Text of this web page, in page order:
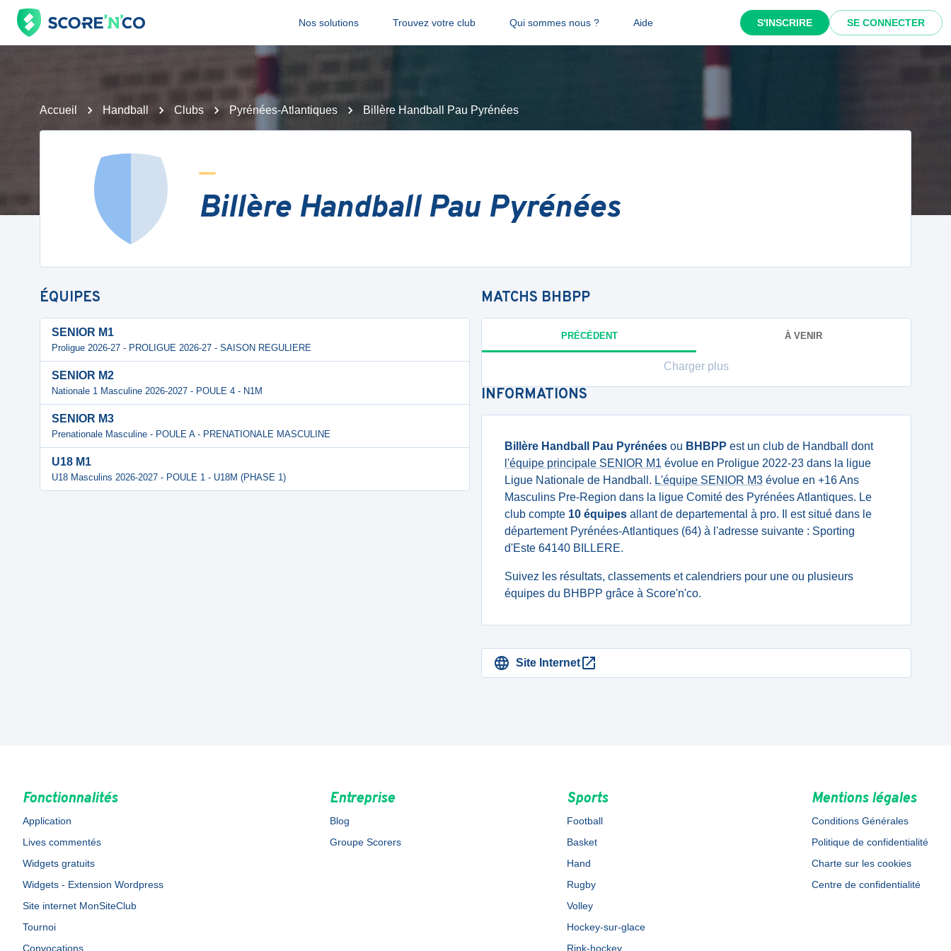
Nos solutions Trouvez votre club Qui sommes nous ? Aide S'INSCRIRE SE CONNECTER
Accueil Handball Clubs Pyrénées-Atlantiques Billère Handball Pau Pyrénées
Billère Handball Pau Pyrénées
ÉQUIPES
SENIOR M1
Proligue 2026-27 - PROLIGUE 2026-27 - SAISON REGULIERE
SENIOR M2
Nationale 1 Masculine 2026-2027 - POULE 4 - N1M
SENIOR M3
Prenationale Masculine - POULE A - PRENATIONALE MASCULINE
U18 M1
U18 Masculins 2026-2027 - POULE 1 - U18M (PHASE 1)
MATCHS BHBPP
PRÉCÉDENT À VENIR
Charger plus
INFORMATIONS
Billère Handball Pau Pyrénées ou BHBPP est un club de Handball dont
l'équipe principale SENIOR M1 évolue en Proligue 2022-23 dans la ligue
Ligue Nationale de Handball. L'équipe SENIOR M3 évolue en +16 Ans
Masculins Pre-Region dans la ligue Comité des Pyrénées Atlantiques. Le
club compte 10 équipes allant de departemental à pro. Il est situé dans le
département Pyrénées-Atlantiques (64) à l'adresse suivante : Sporting
d'Este 64140 BILLERE.
Suivez les résultats, classements et calendriers pour une ou plusieurs
équipes du BHBPP grâce à Score'n'co.
Site Internet
Fonctionnalités
Application
Lives commentés
Widgets gratuits
Widgets - Extension Wordpress
Site internet MonSiteClub
Tournoi
Convocations
Entreprise
Blog
Groupe Scorers
Sports
Football
Basket
Hand
Rugby
Volley
Hockey-sur-glace
Rink-hockey
Mentions légales
Conditions Générales
Politique de confidentialité
Charte sur les cookies
Centre de confidentialité